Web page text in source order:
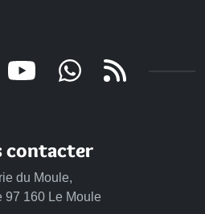
contacter
du Moule,
97 160 Le Moule